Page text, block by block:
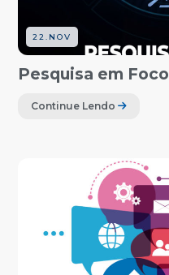
22.NOV
Pesquisa em Foco
Continue Lendo